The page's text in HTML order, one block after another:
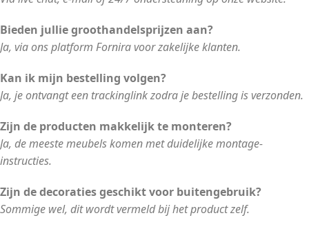
Bieden jullie groothandelsprijzen aan?
Ja, via ons platform Fornira voor zakelijke klanten.
Kan ik mijn bestelling volgen?
Ja, je ontvangt een trackinglink zodra je bestelling is verzonden.
Zijn de producten makkelijk te monteren?
Ja, de meeste meubels komen met duidelijke montage-
instructies.
Zijn de decoraties geschikt voor buitengebruik?
Sommige wel, dit wordt vermeld bij het product zelf.